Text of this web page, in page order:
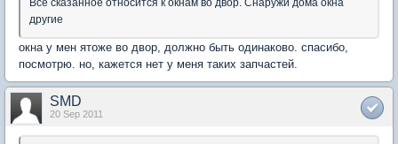
другие
окна у мен ятоже во двор, должно быть одинаково. спасибо,
посмотрю. но, кажется нет у меня таких запчастей.
SMD
20 Sep 2011